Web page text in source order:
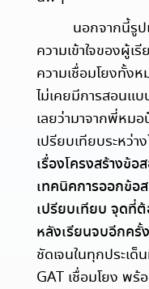
นอกจากนี้รูปแบ
ความเข้าใจของผู้เ
ความเชื่อมโยงทั้ง
ไม่เคยมีการสอนแ
เลยว่ามาจากพี่หมอ
เปรียบเทียบระหว่า
เรื่องโครงสร้างข้
เทคนิคการออกข้อ
เปรียบเทียบ จุดที่ต้
หลังเรียนจบอีกครั้ง
ชัดเจนในทุกประเด็
GAT เชื่อมโยง พ